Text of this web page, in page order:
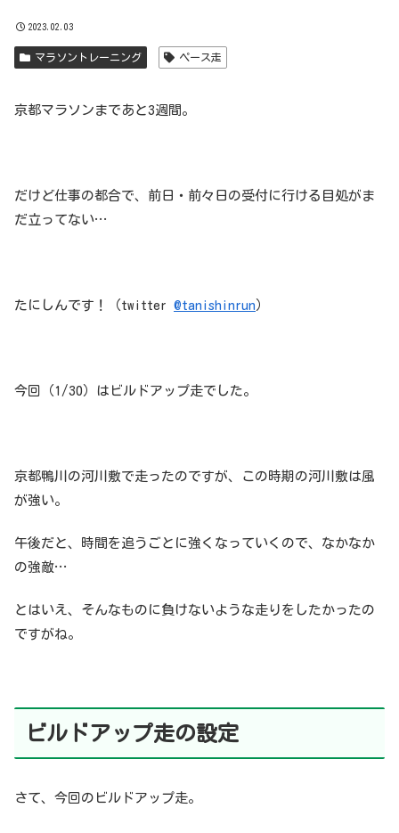
2023.02.03
マラソントレーニング ペース走
京都マラソンまであと3週間。
だけど仕事の都合で、前日・前々日の受付に行ける目処がま
だ立ってない…
たにしんです！（twitter @tanishinrun ）
今回（1/30）はビルドアップ走でした。
京都鴨川の河川敷で走ったのですが、この時期の河川敷は風
が強い。
午後だと、時間を追うごとに強くなっていくので、なかなか
の強敵…
とはいえ、そんなものに負けないような走りをしたかったの
ですがね。
ビルドアップ走の設定
さて、今回のビルドアップ走。